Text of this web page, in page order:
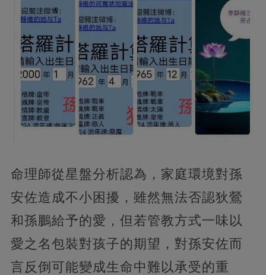
命理師從星盤分析認為，家庭環境對孫
安佐造成不小困擾，雖然無法否認狄鶯
和孫鵬給予的愛，但若管教方式一味以
愛之名包裝對孩子的期望，對孫安佐而
言反倒可能變成生命中難以承受的重